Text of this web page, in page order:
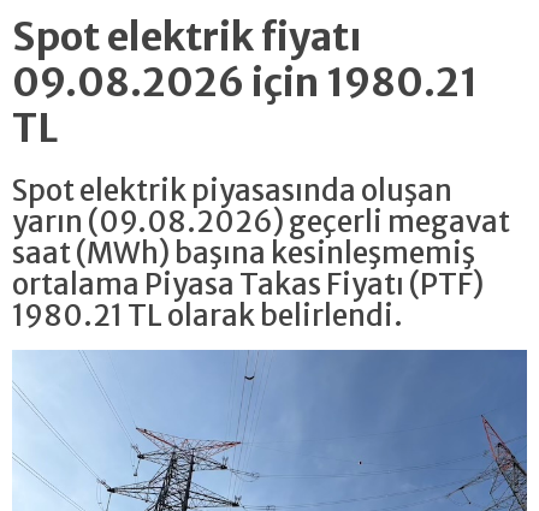
Spot elektrik fiyatı
09.08.2026 için 1980.21
TL
Spot elektrik piyasasında oluşan
yarın (09.08.2026) geçerli megavat
saat (MWh) başına kesinleşmemiş
ortalama Piyasa Takas Fiyatı (PTF)
1980.21 TL olarak belirlendi.